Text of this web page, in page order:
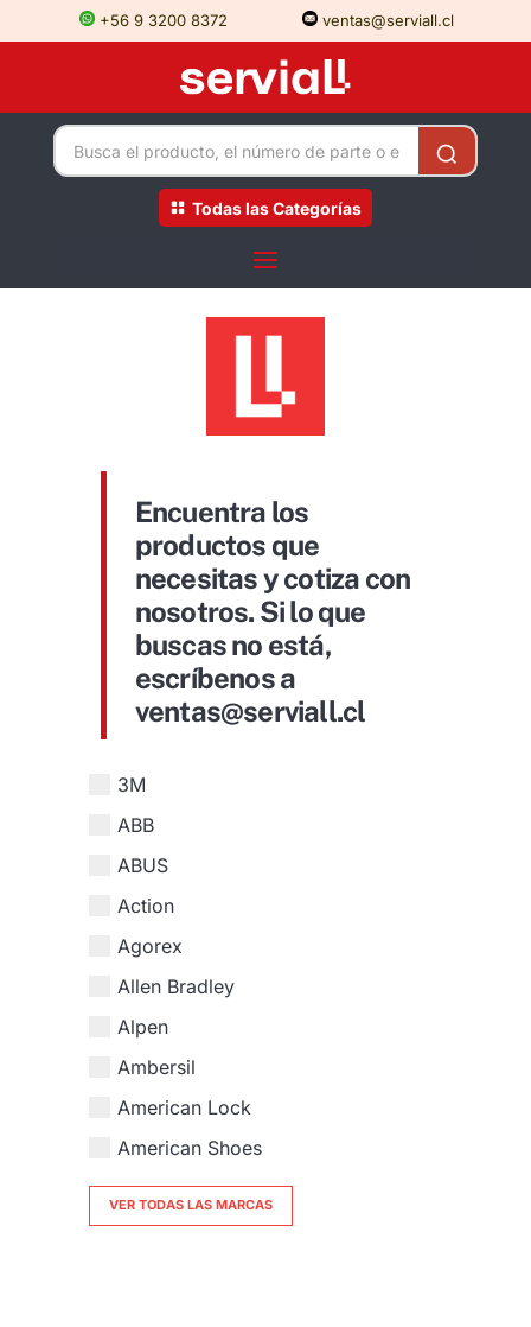
+56 9 3200 8372 ventas@serviall.cl
Todas las Categorías
Encuentra los
productos que
necesitas y cotiza con
nosotros. Si lo que
buscas no está,
escríbenos a
ventas@serviall.cl
3M
ABB
ABUS
Action
Agorex
Allen Bradley
Alpen
Ambersil
American Lock
American Shoes
VER TODAS LAS MARCAS